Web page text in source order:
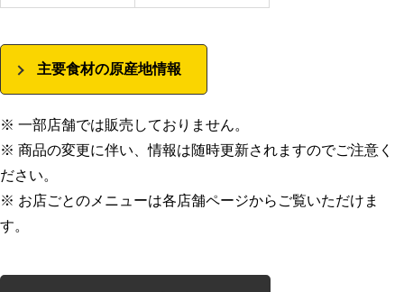
主要食材の原産地情報
※ 一部店舗では販売しておりません。
※ 商品の変更に伴い、情報は随時更新されますのでご注意く
ださい。
※ お店ごとのメニューは各店舗ページからご覧いただけま
す。